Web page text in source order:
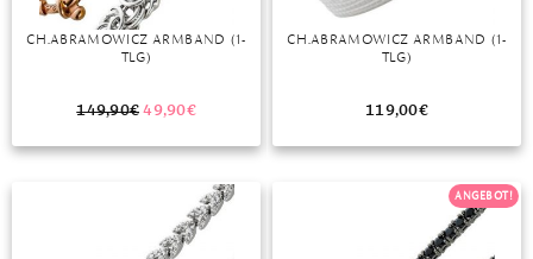
CH.ABRAMOWICZ ARMBAND (1-
TLG)
149,90€ 49,90€
CH.ABRAMOWICZ ARMBAND (1-
TLG)
119,00€
ANGEBOT!